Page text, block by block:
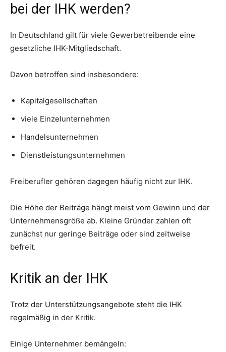
SEARCH...
bei der IHK werden?
In Deutschland gilt für viele Gewerbetreibende eine
gesetzliche IHK-Mitgliedschaft.
Davon betroffen sind insbesondere:
Kapitalgesellschaften
viele Einzelunternehmen
Handelsunternehmen
Dienstleistungsunternehmen
Freiberufler gehören dagegen häufig nicht zur IHK.
Die Höhe der Beiträge hängt meist vom Gewinn und der
Unternehmensgröße ab. Kleine Gründer zahlen oft
zunächst nur geringe Beiträge oder sind zeitweise
befreit.
Kritik an der IHK
Trotz der Unterstützungsangebote steht die IHK
regelmäßig in der Kritik.
Einige Unternehmer bemängeln: